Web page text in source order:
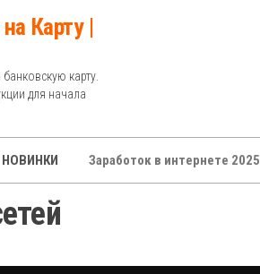
Карту |
карту.
для начала
Заработок в интернете 2025